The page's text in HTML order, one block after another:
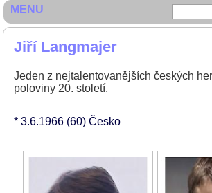
Jiří Langmajer
Jeden z nejtalentovanějších českých
poloviny 20. století.
* 3.6.1966 (60) Česko
MENU